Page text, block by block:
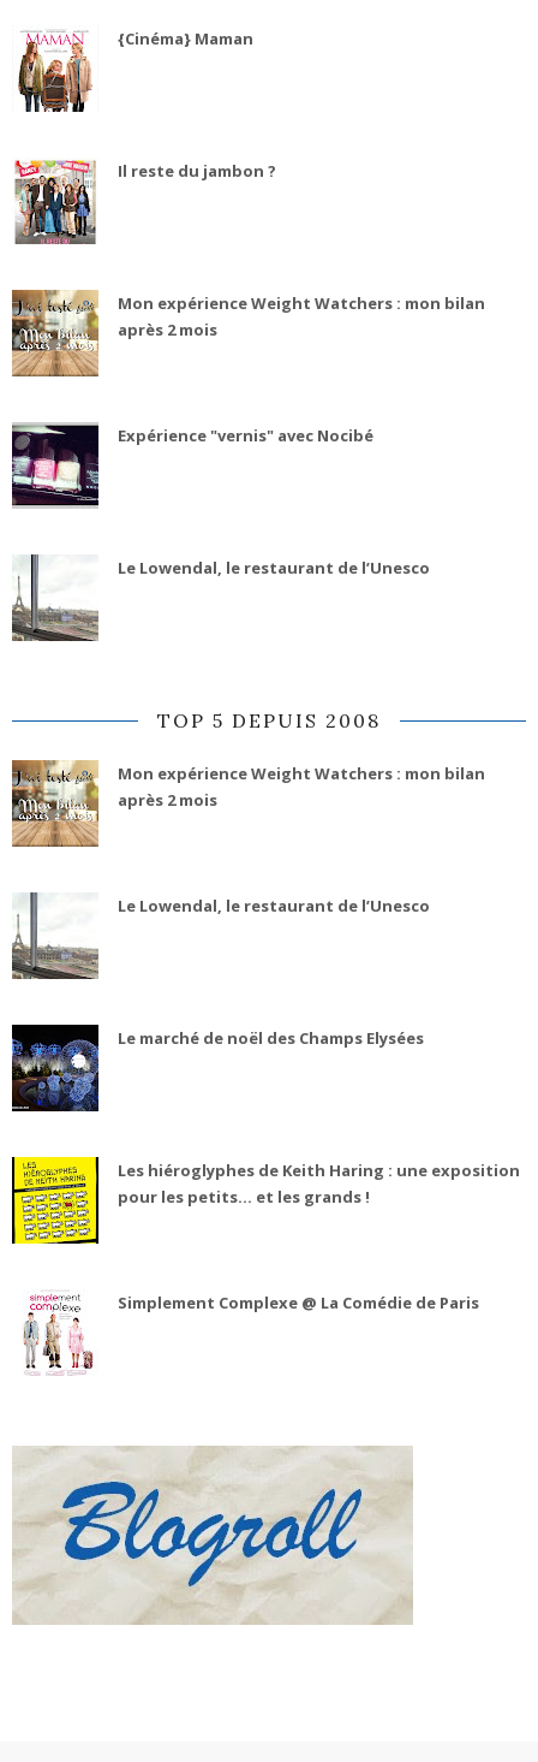
{Cinéma} Maman
Il reste du jambon ?
Mon expérience Weight Watchers : mon bilan
après 2 mois
Expérience "vernis" avec Nocibé
Le Lowendal, le restaurant de l’Unesco
TOP 5 DEPUIS 2008
Mon expérience Weight Watchers : mon bilan
après 2 mois
Le Lowendal, le restaurant de l’Unesco
Le marché de noël des Champs Elysées
Les hiéroglyphes de Keith Haring : une exposition
pour les petits... et les grands !
Simplement Complexe @ La Comédie de Paris